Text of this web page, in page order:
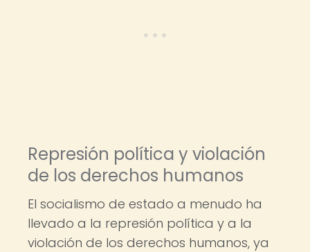
Represión política y violación
de los derechos humanos
El socialismo de estado a menudo ha
llevado a la represión política y a la
violación de los derechos humanos, ya